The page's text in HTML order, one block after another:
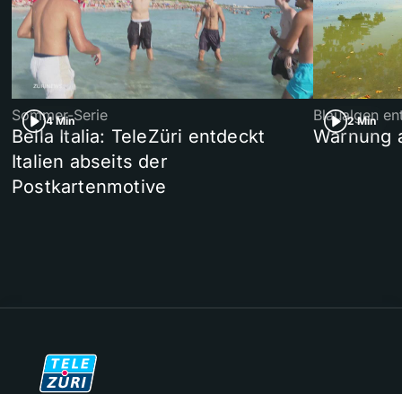
4 Min
Sommer-Serie
Bella Italia: TeleZüri entdeckt
Italien abseits der
Postkartenmotive
2 Min
Blaualgen
Warnung